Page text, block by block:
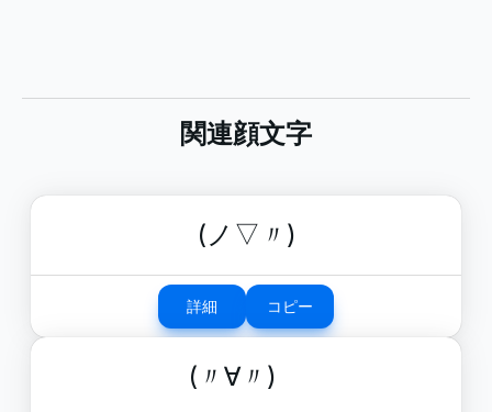
関連顔文字
(ノ▽〃)
詳細 コピー
(〃∀〃)ゞ